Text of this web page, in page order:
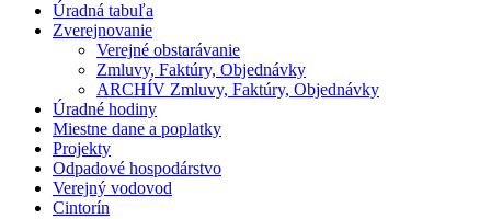
Úradná tabuľa
Zverejnovanie
Verejné obstarávanie
Zmluvy, Faktúry, Objednávky
ARCHÍV Zmluvy, Faktúry, Objednávky
Úradné hodiny
Miestne dane a poplatky
Projekty
Odpadové hospodárstvo
Verejný vodovod
Cintorín